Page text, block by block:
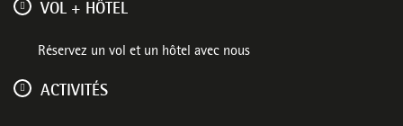
VOL + HÔTEL
Réservez un vol et un hôtel avec nous
ACTIVITÉS